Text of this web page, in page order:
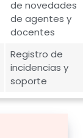
de novedades
de agentes y
docentes
Registro de
incidencias y
soporte